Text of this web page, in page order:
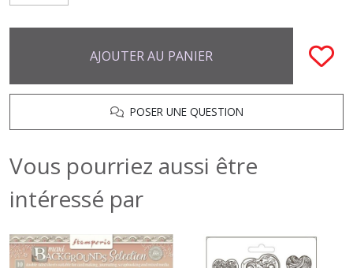
AJOUTER AU PANIER
POSER UNE QUESTION
Vous pourriez aussi être
intéressé par